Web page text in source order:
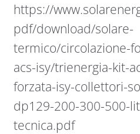
https://
pdf/download/solare-
termico/circolazione-
acs-isy/trienergia-kit-
forzata-isy-collettori-
dp129-200-300-500-
tecnica.pdf